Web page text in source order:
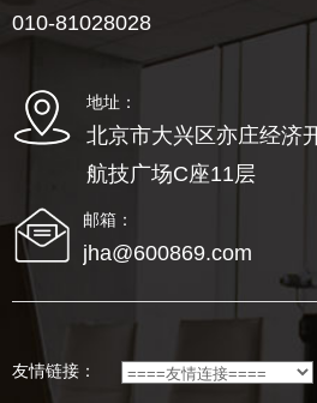
010-81028028
地址：
北京市大兴区亦庄经济
航技广场C座11层
邮箱：
jha@600869.com
友情链接：